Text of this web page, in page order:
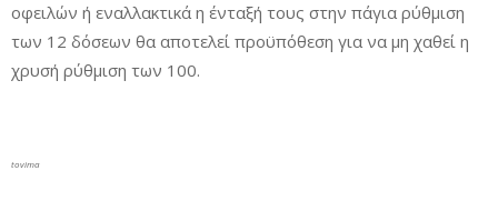
οφειλών ή εναλλακτικά η ένταξή τους στην πάγια ρύθμιση
των 12 δόσεων θα αποτελεί προϋπόθεση για να μη χαθεί η
χρυσή ρύθμιση των 100.
tovima